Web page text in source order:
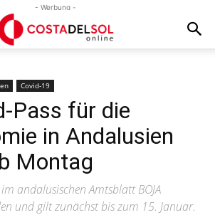
- Werbung -
Covid-19
Pass für die
in Andalusien
Montag
andalusischen Amtsblatt BOJA
und gilt zunächst bis zum 15. Januar.